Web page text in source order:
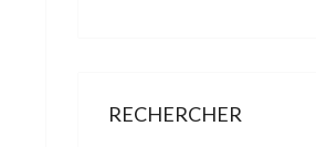
RECHERCHER